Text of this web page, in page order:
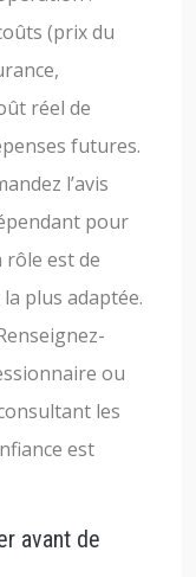
(prix du
réel de
futures.
l’avis
pour
rôle est de
plus adaptée.
ou
les
est
avant de